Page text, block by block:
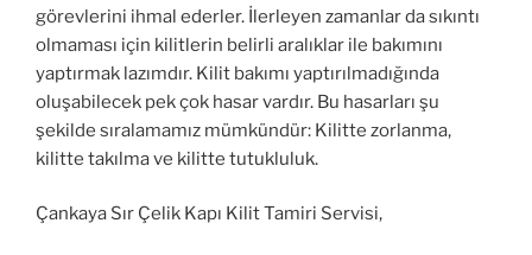
görevlerini ihmal ederler. İlerleyen zamanlar da sıkıntı
olmaması için kilitlerin belirli aralıklar ile bakımını
yaptırmak lazımdır. Kilit bakımı yaptırılmadığında
oluşabilecek pek çok hasar vardır. Bu hasarları şu
şekilde sıralamamız mümkündür: Kilitte zorlanma,
kilitte takılma ve kilitte tutukluluk.
Çankaya Sır Çelik Kapı Kilit Tamiri Servisi,